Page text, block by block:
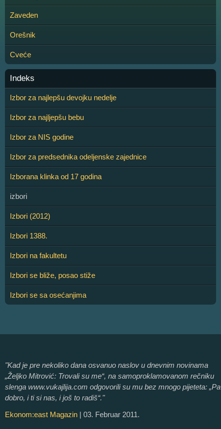
Zaveden
Orešnik
Cveće
Indeks
Izbor za najlepšu devojku nedelje
Izbor za najljepšu bebu
Izbor za NIS godine
Izbor za predsednika odeljenske zajednice
Izborana klinka od 17 godina
izbori
Izbori (2012)
Izbori 1388.
Izbori na fakultetu
Izbori se bliže, posao stiže
Izbori se sa osećanjima
"Kad je pre nekoliko dana osvanuo naslov u dnevnim novinama
„Željko Mitrović: Trovali su me“, na samoproklamovanom rečniku
slenga www.vukajlija.com odgovorili su mu bez mnogo pijeteta: „Pa
dobro, i ti si nas, i još to radiš“."
Ekonom:east Magazin | 03. Februar 2011.